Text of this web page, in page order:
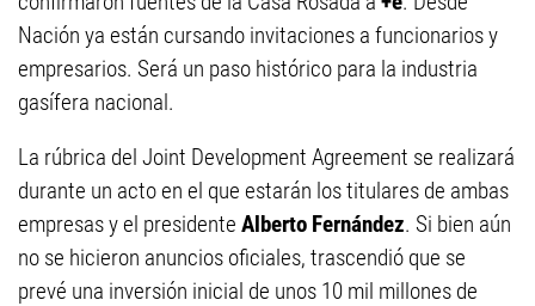
Nación ya están cursando invitaciones a funcionarios y
empresarios. Será un paso histórico para la industria
gasífera nacional.
La rúbrica del Joint Development Agreement se realizará
durante un acto en el que estarán los titulares de ambas
empresas y el presidente Alberto Fernández. Si bien aún
no se hicieron anuncios oficiales, trascendió que se
prevé una inversión inicial de unos 10 mil millones de